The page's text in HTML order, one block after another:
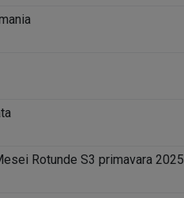
Rotunde S3 primavara 2025